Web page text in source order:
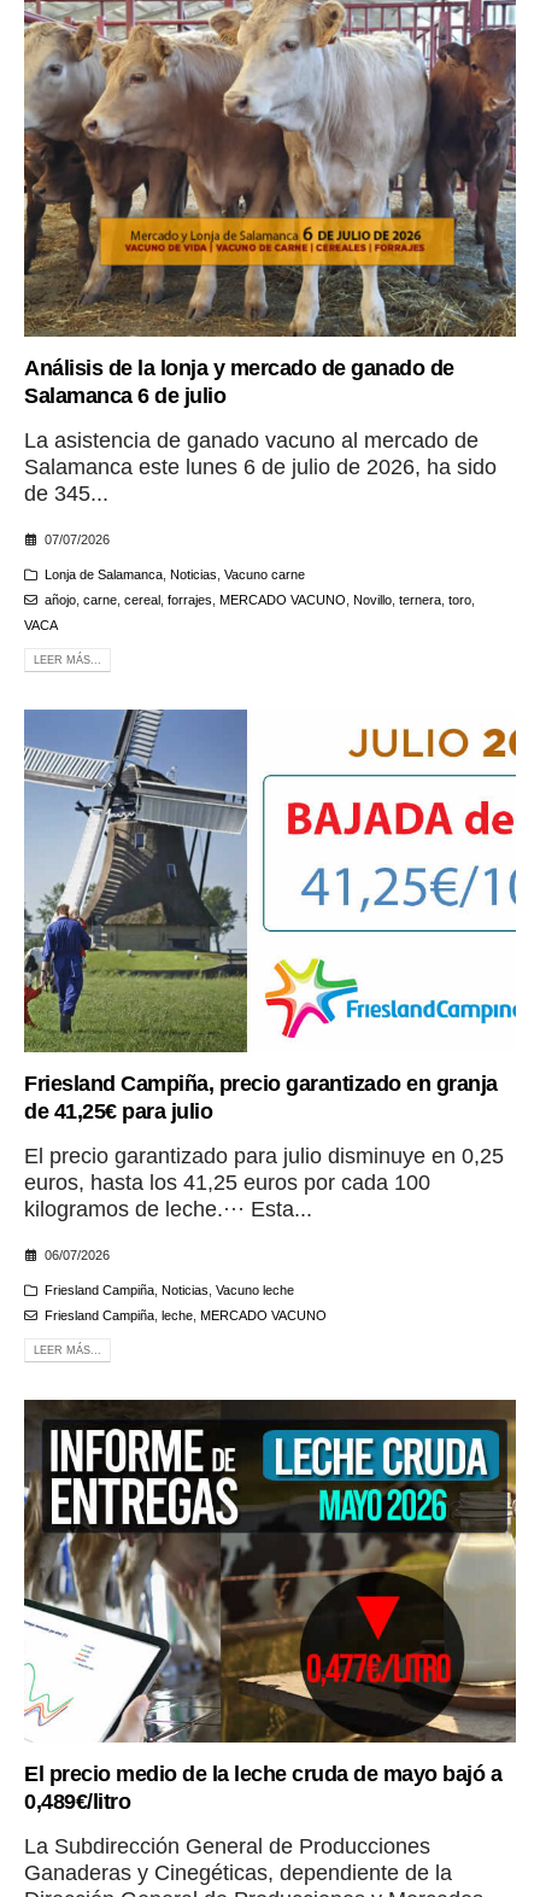
Análisis de la lonja y mercado de ganado de
Salamanca 6 de julio
La asistencia de ganado vacuno al mercado de
Salamanca este lunes 6 de julio de 2026, ha sido
de 345...
07/07/2026
Lonja de Salamanca, Noticias Vacuno carne
añojo, carne, cereal, forrajes MERCADO VACUNO Novillo, ternera, toro,
VACA
LEER MÁS...
Friesland Campiña, precio garantizado en granja
de 41,25€ para julio
El precio garantizado para julio disminuye en 0,25
euros, hasta los 41,25 euros por cada 100
kilogramos de leche.··· Esta...
06/07/2026
Friesland Campiña, Noticias Vacuno leche
Friesland Campiña, leche, MERCADO VACUNO
LEER MÁS...
El precio medio de la leche cruda de mayo bajó a
0,489€/litro
La Subdirección General de Producciones
Ganaderas y Cinegéticas, dependiente de la